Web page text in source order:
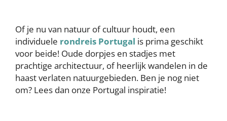
Of je nu van natuur of cultuur houdt, een
individuele rondreis Portugal is prima geschikt
voor beide! Oude dorpjes en stadjes met
prachtige architectuur, of heerlijk wandelen in de
haast verlaten natuurgebieden. Ben je nog niet
om? Lees dan onze Portugal inspiratie!